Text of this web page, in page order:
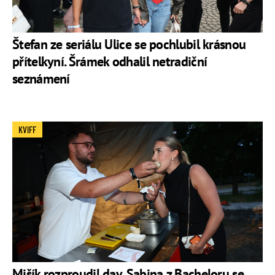
Oficiální profil na Facebooku
Oficiální profil na X
Oficiální profil na Instagramu
Oficiální kanál na YouTube
Štefan ze seriálu Ulice se pochlubil krásnou
přítelkyní. Šrámek odhalil netradiční
seznámení
KVIFF